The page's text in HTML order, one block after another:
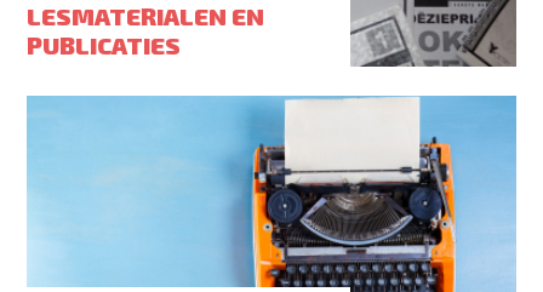
LESMATERIALEN EN
PUBLICATIES